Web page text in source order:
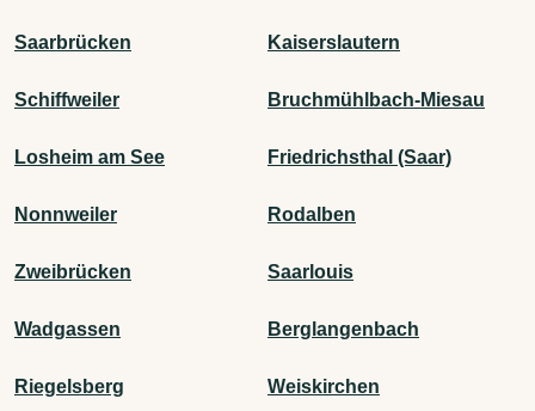
Saarbrücken Kaiserslautern
Schiffweiler Bruchmühlbach-Miesau
Losheim am See Friedrichsthal (Saar)
Nonnweiler Rodalben
Zweibrücken Saarlouis
Wadgassen Berglangenbach
Riegelsberg Weiskirchen